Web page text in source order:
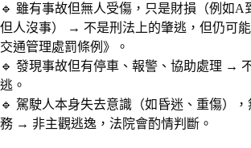
🔹 雖有事故但無人受傷，只是財損（例如A
但人沒事） → 不是刑法上的肇逃，但仍可
交通管理處罰條例》。
🔹 發現事故但有停車、報警、協助處理 →
逃。
🔹 駕駛人本身失去意識（如昏迷、重傷）
務 → 非主觀逃逸，法院會酌情判斷。